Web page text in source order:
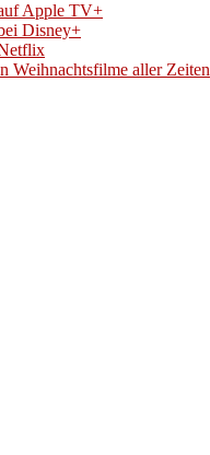
Apple TV+
Disney+
Weihnachtsfilme aller Zeiten